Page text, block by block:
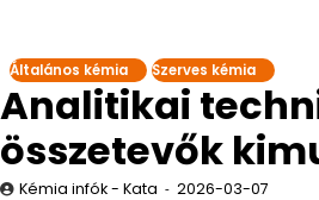
Általános kémia Szerves kémia
Analitikai
összetevők
Kémia infók - Kata 2026-03-07